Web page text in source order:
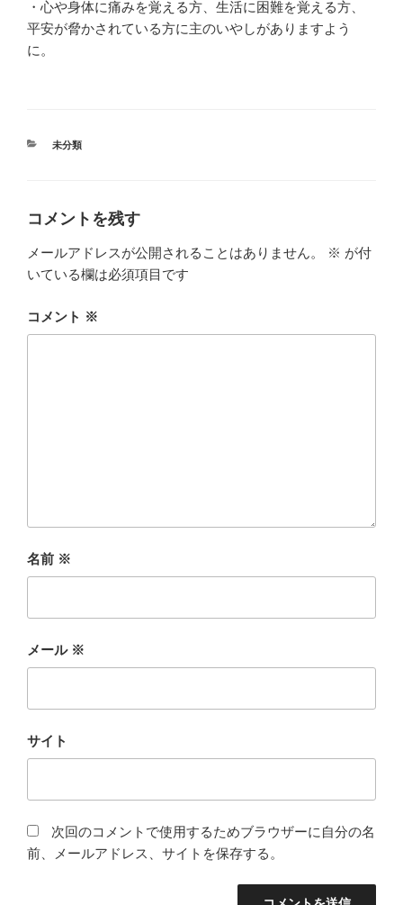
・心や身体に痛みを覚える方、生活に困難を覚える方、
平安が脅かされている方に主のいやしがありますよう
に。
カ
未分類
コメントを残す
メールアドレスが公開されることはありません。 ※ が付
いている欄は必須項目です
コメント ※
名前 ※
メール ※
サイト
次回のコメントで使用するためブラウザーに自分の名
前、メールアドレス、サイトを保存する。